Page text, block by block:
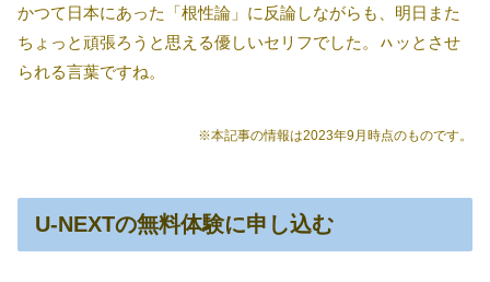
かつて日本にあった「根性論」に反論しながらも、明日また
ちょっと頑張ろうと思える優しいセリフでした。ㇵッとさせ
られる言葉ですね。
※本記事の情報は2023年9月時点のものです。
U-NEXTの無料体験に申し込む